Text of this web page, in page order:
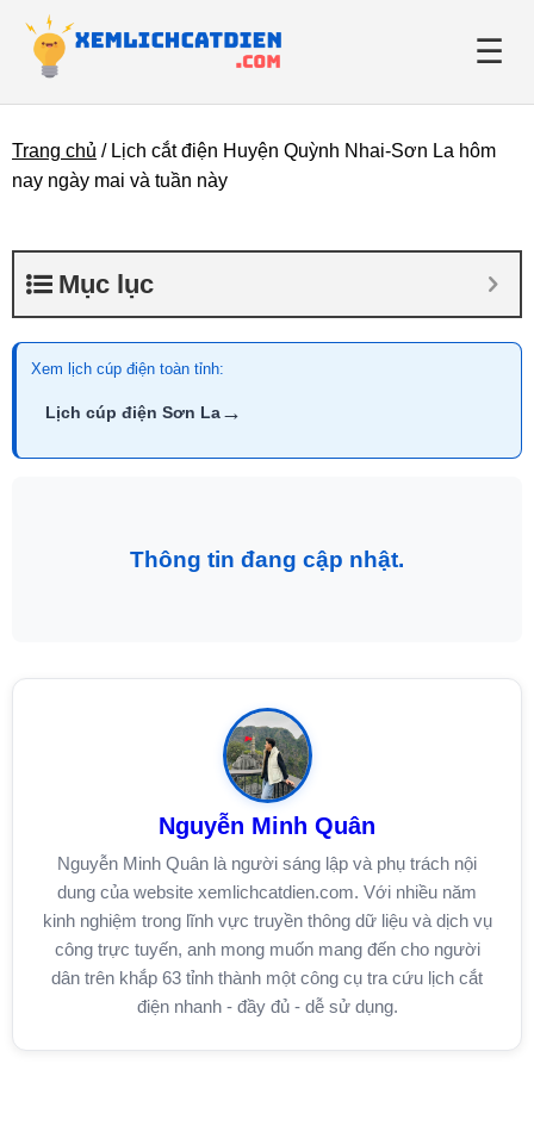
☰
Giới thiệu
Tin tức
Trang chủ / Lịch cắt điện Huyện Quỳnh Nhai-Sơn La hôm
nay ngày mai và tuần này
Mục lục
Xem lịch cúp điện toàn tỉnh:
Lịch cúp điện Sơn La→
Thông tin đang cập nhật.
Nguyễn Minh Quân
Nguyễn Minh Quân là người sáng lập và phụ trách nội
dung của website xemlichcatdien.com. Với nhiều năm
kinh nghiệm trong lĩnh vực truyền thông dữ liệu và dịch vụ
công trực tuyến, anh mong muốn mang đến cho người
dân trên khắp 63 tỉnh thành một công cụ tra cứu lịch cắt
điện nhanh - đầy đủ - dễ sử dụng.